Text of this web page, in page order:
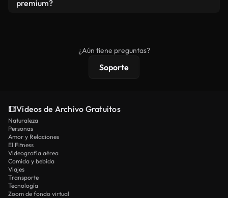
premium?
protecciones de licencia extendidas.
¿Aún tiene preguntas?
Soporte
Vídeos de Archivo Gratuitos
Naturaleza
Personas
Amor y Relaciones
El Fitness
Videografía aérea
Comida y bebida
Viajes
Transporte
Tecnología
Zoom de fondo virtual